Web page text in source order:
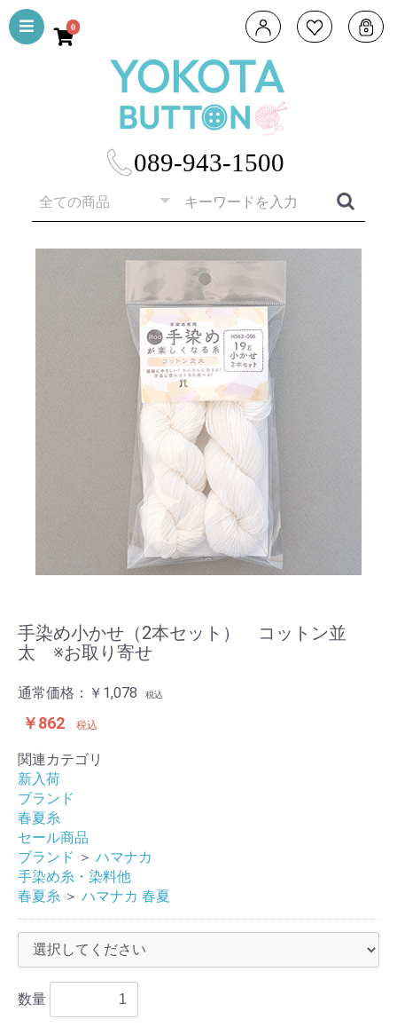
089-943-1500
0
手染め小かせ（2本セット） コットン並
太 ※お取り寄せ
通常価格： ￥1,078 税込
￥862 税込
関連カテゴリ
新入荷
ブランド
春夏糸
セール商品
ブランド ＞ ハマナカ
手染め糸・染料他
春夏糸 ＞ ハマナカ 春夏
数量